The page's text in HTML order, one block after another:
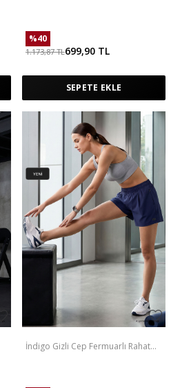
%40
1.173,87TL699,90 TL
SEPETE EKLE
İndigo Gizli Cep Fermuarlı Rahat